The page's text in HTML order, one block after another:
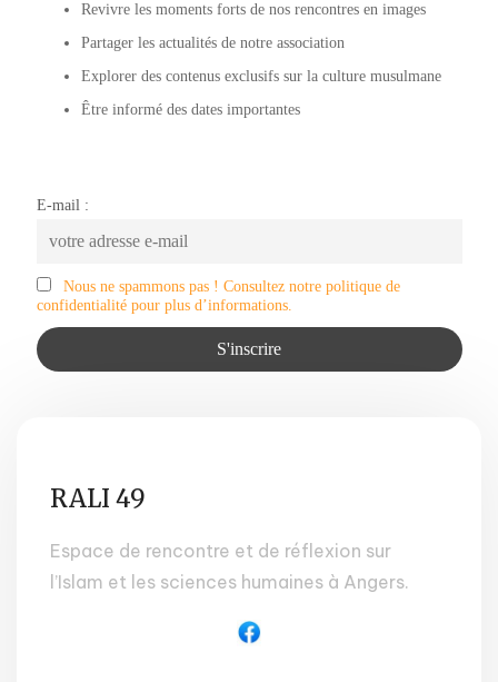
Revivre les moments forts de nos rencontres en images
Partager les actualités de notre association
Explorer des contenus exclusifs sur la culture musulmane
Être informé des dates importantes
E-mail :
Nous ne spammons pas ! Consultez notre politique de
confidentialité pour plus d’informations.
RALI 49
Espace de rencontre et de réflexion sur
l’Islam et les sciences humaines à Angers.